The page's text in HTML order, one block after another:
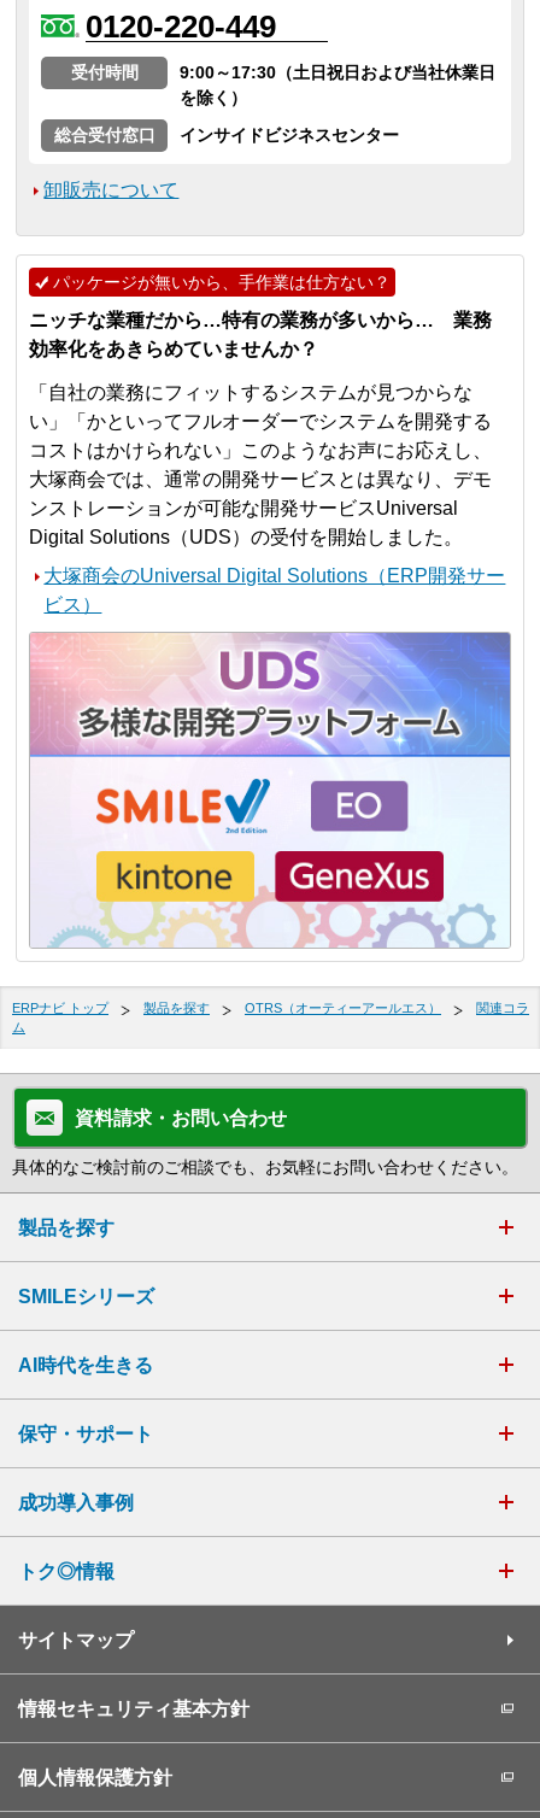
0120-220-449
受付時間
9:00～17:30（土日祝日および当社休業日
を除く）
総合受付窓口
インサイドビジネスセンター
卸販売について
パッケージが無いから、手作業は仕方ない？
ニッチな業種だから…特有の業務が多いから… 業務
効率化をあきらめていませんか？
「自社の業務にフィットするシステムが見つからな
い」「かといってフルオーダーでシステムを開発する
コストはかけられない」このようなお声にお応えし、
大塚商会では、通常の開発サービスとは異なり、デモ
ンストレーションが可能な開発サービスUniversal
Digital Solutions（UDS）の受付を開始しました。
大塚商会のUniversal Digital Solutions（ERP開発サー
ビス）
ERPナビ トップ 製品を探す OTRS（オーティーアールエス）
関連コラ
ム
資料請求・お問い合わせ
具体的なご検討前のご相談でも、お気軽にお問い合わせください。
製品を探す
SMILEシリーズ
AI時代を生きる
保守・サポート
成功導入事例
トク◎情報
サイトマップ
情報セキュリティ基本方針
個人情報保護方針